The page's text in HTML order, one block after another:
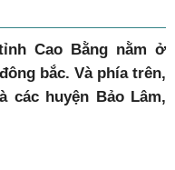
Cao Bằng nằm ở
bắc. Và phía trên,
các huyện Bảo Lâm,